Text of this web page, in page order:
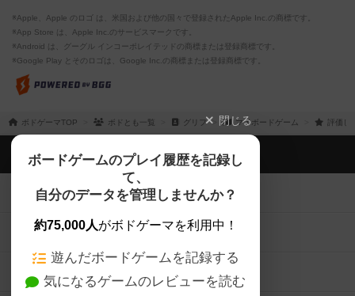
※Apple、Apple のロゴ は、米国および他の国々で登録されたApple Inc.の商標です。
※App Store は、Apple Inc.のサービスマークです。
※Android は、グーグル インコーポレイテッドの商標または登録商標です。
※Google Play とそのロゴは、Google Inc.の商標または登録商標です。
ボドゲーマTOP ボドとも一覧 グリフ マイボードゲーム 評価し
閉じる
ボードゲームのプレイ履歴を記録し
て、
自分のデータを管理しませんか？
約75,000人がボドゲーマを利用中！
遊んだボードゲームを記録する
気になるゲームのレビューを読む
ボドゲーマTOP
ボードゲームを検索する
ボードゲームの新着レビュー
ボードゲーム会情報